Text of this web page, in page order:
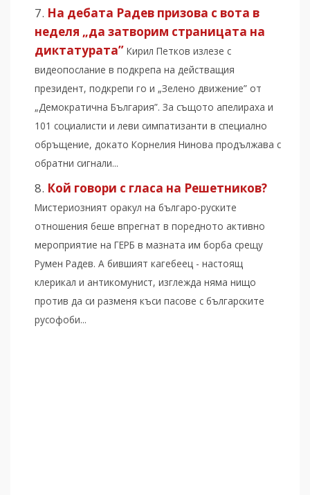
На дебата Радев призова с вота в
неделя „да затворим страницата на
диктатурата” Кирил Петков излезе с
видеопослание в подкрепа на действащия
президент, подкрепи го и „Зелено движение” от
„Демократична България”. За същото апелираха и
101 социалисти и леви симпатизанти в специално
обръщение, докато Корнелия Нинова продължава с
обратни сигнали...
Кой говори с гласа на Решетников?
Мистериозният оракул на българо-руските
отношения беше впрегнат в поредното активно
мероприятие на ГЕРБ в мазната им борба срещу
Румен Радев. А бившият кагебеец - настоящ
клерикал и антикомунист, изглежда няма нищо
против да си разменя къси пасове с българските
русофоби...